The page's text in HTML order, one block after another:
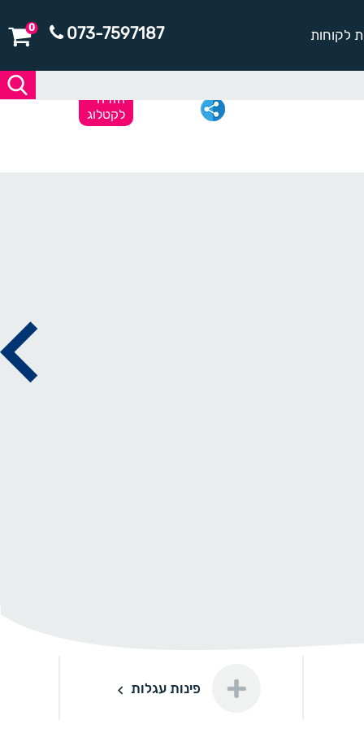
לקוחות 073-7597187
0
חזרה
לקטלוג
פינות עגלות פינות עגלות